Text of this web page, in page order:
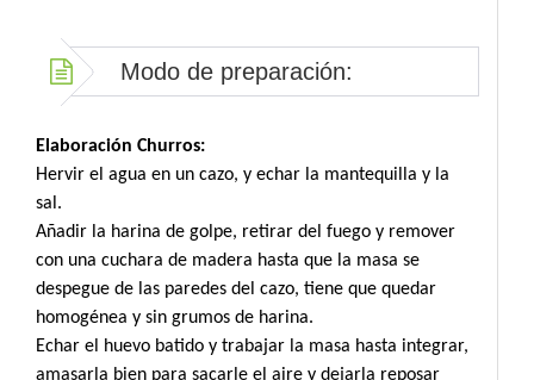
Modo de preparación:
Elaboración Churros:
Hervir el agua en un cazo, y echar la mantequilla y la
sal.
Añadir la harina de golpe, retirar del fuego y remover
con una cuchara de madera hasta que la masa se
despegue de las paredes del cazo, tiene que quedar
homogénea y sin grumos de harina.
Echar el huevo batido y trabajar la masa hasta integrar,
amasarla bien para sacarle el aire y dejarla reposar